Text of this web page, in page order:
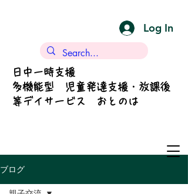
Log In
日中一時支援
多機能型 児童発達支援・放課後
等デイサービス おとのは
ブログ